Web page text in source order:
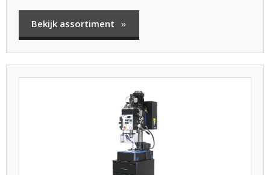
Bekijk assortiment